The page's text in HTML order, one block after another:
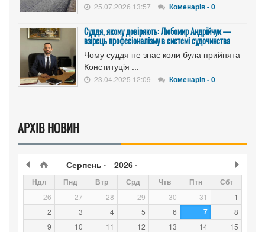
25.07.2026 13:57 Коменарів - 0
Суддя, якому довіряють: Любомир Андрійчук —
взірець професіоналізму в системі судочинства
Чому суддя не знає коли була прийнята
Конституція ...
23.04.2025 12:09 Коменарів - 0
АРХІВ НОВИН
Серпень 2026
Ндл Пнд Втр Срд Чтв Птн Сбт
26 27 28 29 30 31
1
2
3 4 5 6 7
8
9
10 11 12 13 14
15